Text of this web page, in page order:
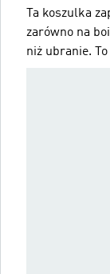
Ta koszulka
zarówno na
niż ubranie.